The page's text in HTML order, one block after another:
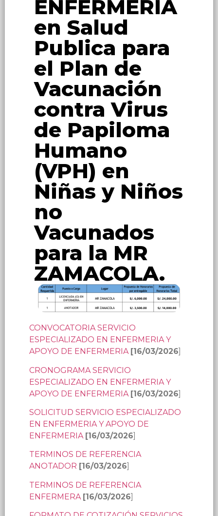
ENFERMERIA
en Salud
Publica para
el Plan de
Vacunación
contra Virus
de Papiloma
Humano
(VPH) en
Niñas y Niños
no
Vacunados
para la MR
ZAMACOLA.
CONVOCATORIA SERVICIO
ESPECIALIZADO EN ENFERMERIA Y
APOYO DE ENFERMERIA [16/03/2026]
CRONOGRAMA SERVICIO
ESPECIALIZADO EN ENFERMERIA Y
APOYO DE ENFERMERIA [16/03/2026]
SOLICITUD SERVICIO ESPECIALIZADO
EN ENFERMERIA Y APOYO DE
ENFERMERIA [16/03/2026]
TERMINOS DE REFERENCIA
ANOTADOR [16/03/2026
TERMINOS DE REFERENCIA
ENFERMERA [16/03/2026]